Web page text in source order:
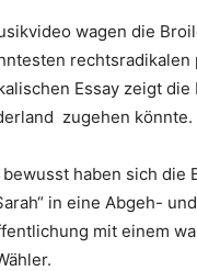
wagen die
Essay zeigt
zugehen könnte.
bewusst haben sich
in eine Abgeh-
mit einem